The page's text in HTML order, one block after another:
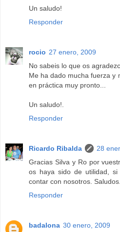
Un saludo!
Responder
rocio 27 enero, 2009
No sabeis lo que os
Me ha dado mucha fuerza y
en práctica muy pronto...
Un saludo!.
Responder
Ricardo Ribalda
28
Gracias Silva y Ro por
os haya sido de utilidad,
contar con nosotros. Saludos.
Responder
badalona 30 enero, 2009